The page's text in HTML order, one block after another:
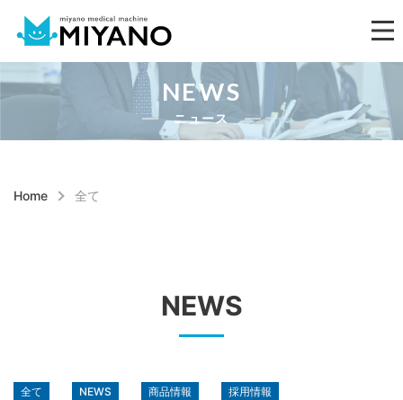
NEWS
ニュース
Home 全て
NEWS
全て NEWS 商品情報 採用情報